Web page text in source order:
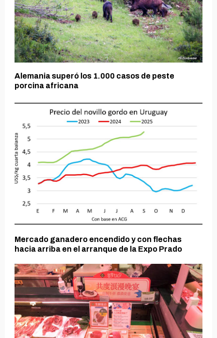
Alemania superó los 1.000 casos de peste
porcina africana
Mercado ganadero encendido y con flechas
hacia arriba en el arranque de la Expo Prado